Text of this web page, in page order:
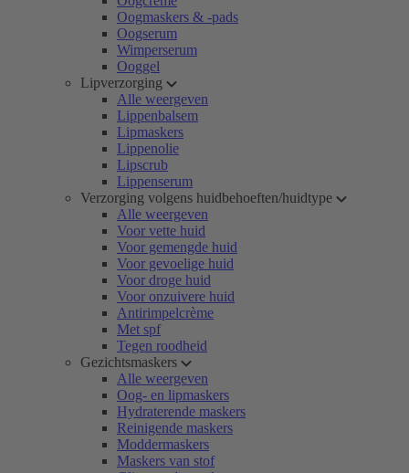
Oogmaskers & -pads
Oogserum
Wimperserum
Ooggel
Lipverzorging
Alle weergeven
Lippenbalsem
Lipmaskers
Lippenolie
Lipscrub
Lippenserum
Verzorging volgens huidbehoeften/huidtype
Alle weergeven
Voor vette huid
Voor gemengde huid
Voor gevoelige huid
Voor droge huid
Voor onzuivere huid
Antirimpelcrème
Met spf
Tegen roodheid
Gezichtsmaskers
Alle weergeven
Oog- en lipmaskers
Hydraterende maskers
Reinigende maskers
Moddermaskers
Maskers van stof